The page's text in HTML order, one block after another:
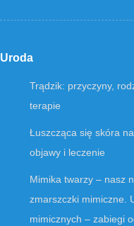
Uroda
Trądzik: przyczyny,
terapie
Łuszcząca się skóra
objawy i leczenie
Mimika twarzy – nasz
zmarszczki mimiczne.
mimicznych – zabiegi